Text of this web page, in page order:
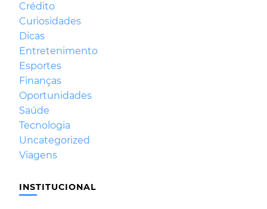
Crédito
Curiosidades
Dicas
Entretenimento
Esportes
Finanças
Oportunidades
Saúde
Tecnologia
Uncategorized
Viagens
INSTITUCIONAL